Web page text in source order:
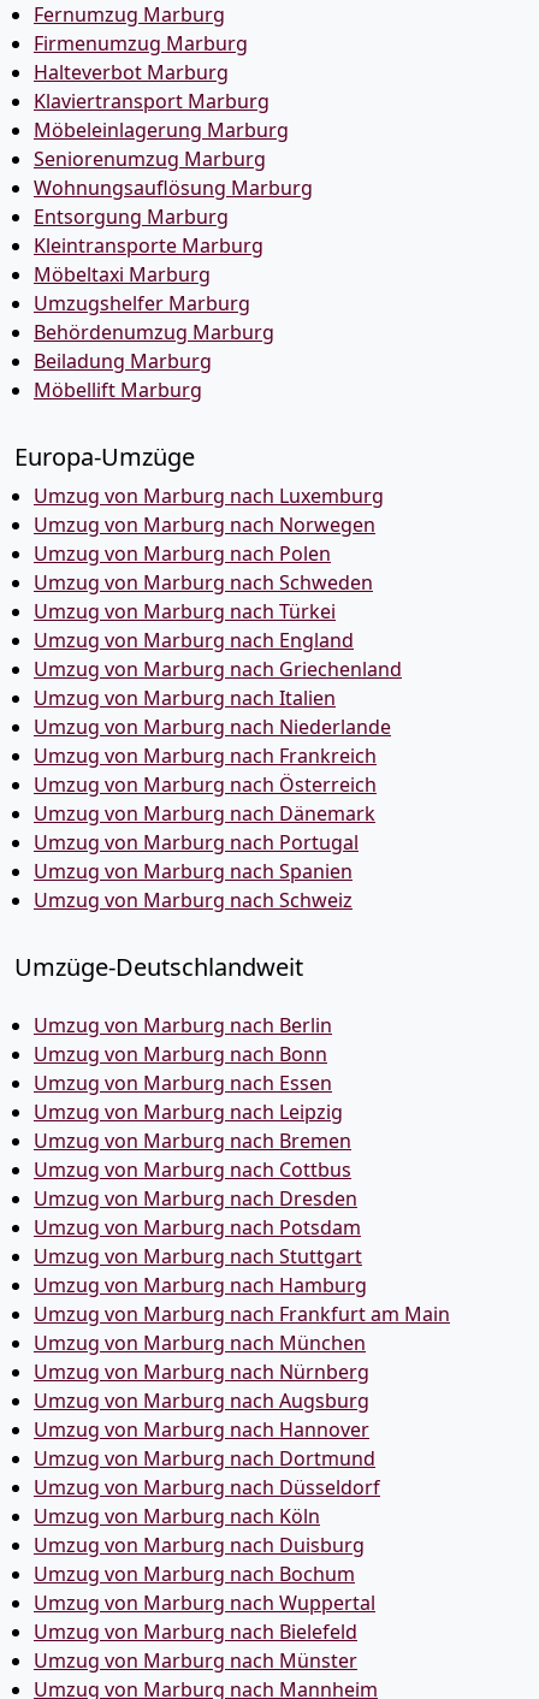
Fernumzug Marburg
Firmenumzug Marburg
Halteverbot Marburg
Klaviertransport Marburg
Möbeleinlagerung Marburg
Seniorenumzug Marburg
Wohnungsauflösung Marburg
Entsorgung Marburg
Kleintransporte Marburg
Möbeltaxi Marburg
Umzugshelfer Marburg
Behördenumzug Marburg
Beiladung Marburg
Möbellift Marburg
Europa-Umzüge
Umzug von Marburg nach Luxemburg
Umzug von Marburg nach Norwegen
Umzug von Marburg nach Polen
Umzug von Marburg nach Schweden
Umzug von Marburg nach Türkei
Umzug von Marburg nach England
Umzug von Marburg nach Griechenland
Umzug von Marburg nach Italien
Umzug von Marburg nach Niederlande
Umzug von Marburg nach Frankreich
Umzug von Marburg nach Österreich
Umzug von Marburg nach Dänemark
Umzug von Marburg nach Portugal
Umzug von Marburg nach Spanien
Umzug von Marburg nach Schweiz
Umzüge-Deutschlandweit
Umzug von Marburg nach Berlin
Umzug von Marburg nach Bonn
Umzug von Marburg nach Essen
Umzug von Marburg nach Leipzig
Umzug von Marburg nach Bremen
Umzug von Marburg nach Cottbus
Umzug von Marburg nach Dresden
Umzug von Marburg nach Potsdam
Umzug von Marburg nach Stuttgart
Umzug von Marburg nach Hamburg
Umzug von Marburg nach Frankfurt am Main
Umzug von Marburg nach München
Umzug von Marburg nach Nürnberg
Umzug von Marburg nach Augsburg
Umzug von Marburg nach Hannover
Umzug von Marburg nach Dortmund
Umzug von Marburg nach Düsseldorf
Umzug von Marburg nach Köln
Umzug von Marburg nach Duisburg
Umzug von Marburg nach Bochum
Umzug von Marburg nach Wuppertal
Umzug von Marburg nach Bielefeld
Umzug von Marburg nach Münster
Umzug von Marburg nach Mannheim